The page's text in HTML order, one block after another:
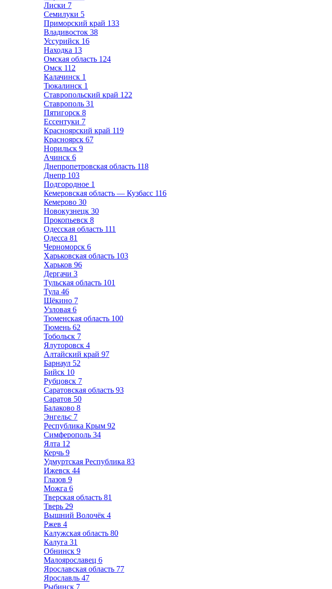
Лиски 7
Семилуки 5
Приморский край 133
Владивосток 38
Уссурийск 16
Находка 13
Омская область 124
Омск 112
Калачинск 1
Тюкалинск 1
Ставропольский край 122
Ставрополь 31
Пятигорск 8
Ессентуки 7
Красноярский край 119
Красноярск 67
Норильск 9
Ачинск 6
Днепропетровская область 118
Днепр 103
Подгородное 1
Кемеровская область — Кузбасс 116
Кемерово 30
Новокузнецк 30
Прокопьевск 8
Одесская область 111
Одесса 81
Черноморск 6
Харьковская область 103
Харьков 96
Дергачи 3
Тульская область 101
Тула 46
Щёкино 7
Узловая 6
Тюменская область 100
Тюмень 62
Тобольск 7
Ялуторовск 4
Алтайский край 97
Барнаул 52
Бийск 10
Рубцовск 7
Саратовская область 93
Саратов 50
Балаково 8
Энгельс 7
Республика Крым 92
Симферополь 34
Ялта 12
Керчь 9
Удмуртская Республика 83
Ижевск 44
Глазов 9
Можга 6
Тверская область 81
Тверь 29
Вышний Волочёк 4
Ржев 4
Калужская область 80
Калуга 31
Обнинск 9
Малоярославец 6
Ярославская область 77
Ярославль 47
Рыбинск 7